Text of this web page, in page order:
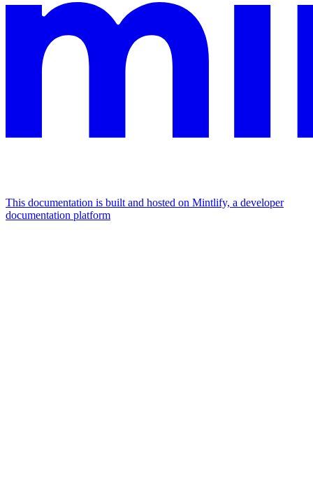
This documentation is built and hosted on Mintlify, a developer
documentation platform